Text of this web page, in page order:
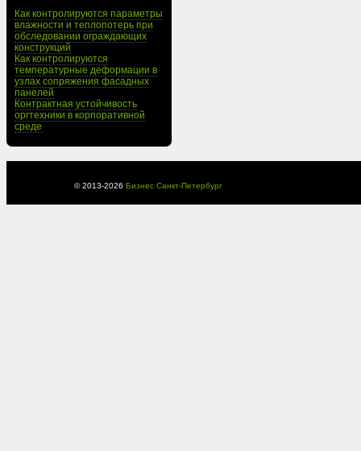
Как контролируются параметры
влажности и теплопотерь при
обследовании ограждающих
конструкций
Как контролируются
температурные деформации в
узлах сопряжения фасадных
панелей
Контрактная устойчивость
оргтехники в корпоративной
среде
© 2013-2026 Бизнес Санкт-Петербург